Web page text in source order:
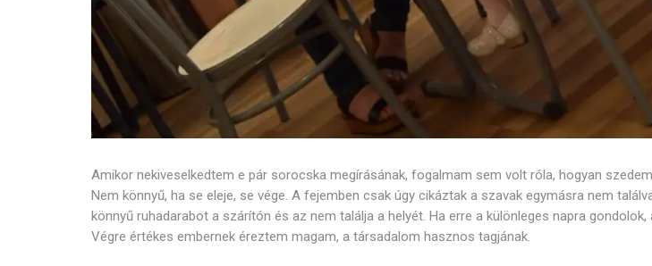
Amikor nekiveselkedtem e pár sorocska megírásának, fogalmam sem volt róla, hogyan
Nem könnyű, ha se eleje, se vége. A fejemben csak úgy cikáztak a szavak egymásra nem
könnyű ruhadarabot a szárítón és az nem találja a helyét. Ha erre a különleges napra
Végre értékes embernek éreztem magam, a társadalom hasznos tagjának.